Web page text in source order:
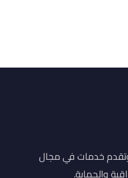
خدمات في مجال
والحماية.